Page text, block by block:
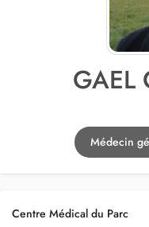
GAEL
Médecin
Centre Médical du Parc